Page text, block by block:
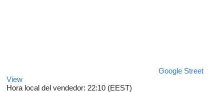
Google Street
View
Hora local del vendedor: 22:10 (EEST)